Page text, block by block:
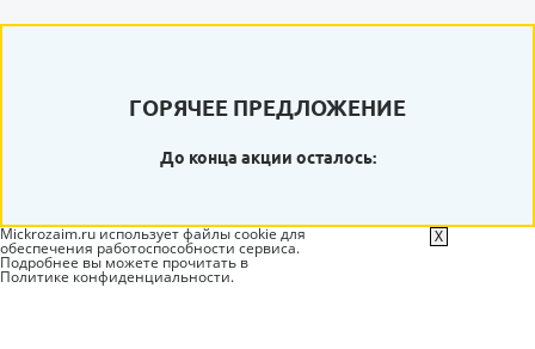
ГОРЯЧЕЕ ПРЕДЛОЖЕНИЕ
До конца акции осталось:
Mickrozaim.ru использует файлы cookie для
обеспечения работоспособности сервиса.
Подробнее вы можете прочитать в
Политике конфиденциальности.
X